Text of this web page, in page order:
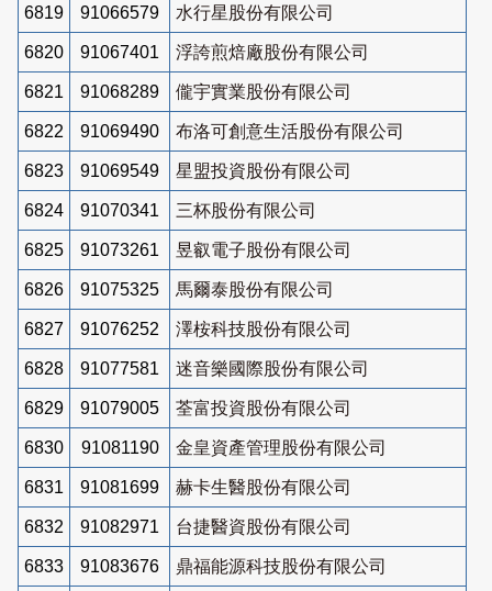
6819 91066579 水行星股份有限公司
6820 91067401 浮誇煎焙廠股份有限公司
6821 91068289 儱宇實業股份有限公司
6822 91069490 布洛可創意生活股份有限公司
6823 91069549 星盟投資股份有限公司
6824 91070341 三杯股份有限公司
6825 91073261 昱叡電子股份有限公司
6826 91075325 馬爾泰股份有限公司
6827 91076252 澤桉科技股份有限公司
6828 91077581 迷音樂國際股份有限公司
6829 91079005 荃富投資股份有限公司
6830 91081190 金皇資產管理股份有限公司
6831 91081699 赫卡生醫股份有限公司
6832 91082971 台捷醫資股份有限公司
6833 91083676 鼎福能源科技股份有限公司